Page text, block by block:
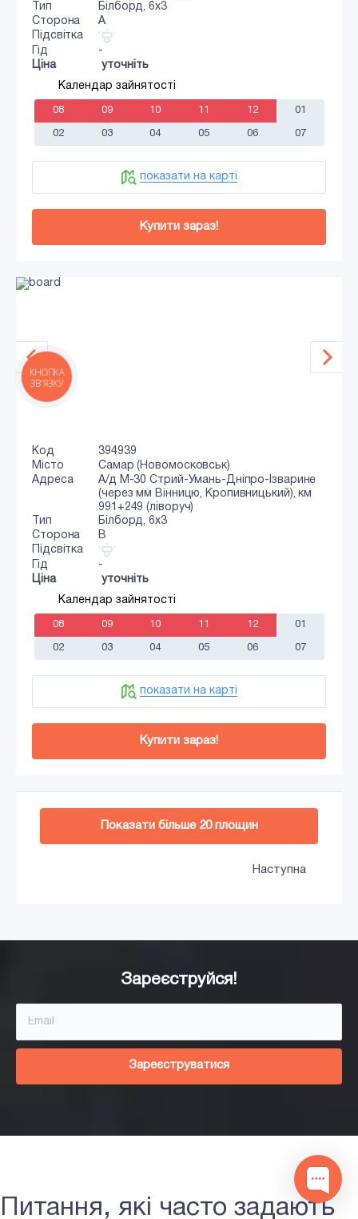
Тип
Білборд, 6х3
Сторона
A
Підсвітка
Гід
-
Ціна
уточніть
Календар зайнятості
08 09 10 11 12 01
02 03 04 05 06 07
показати на карті
Купити зараз!
Код
394939
Місто
Самар (Новомосковськ)
Адреса
А/д M-30 Стрий-Умань-Дніпро-Ізварине
(через мм Вінницю, Кропивницький), км
991+249 (ліворуч)
Тип
Білборд, 6х3
Сторона
B
Підсвітка
Гід
-
Ціна
уточніть
Календар зайнятості
08 09 10 11 12 01
02 03 04 05 06 07
показати на карті
Купити зараз!
Додати в кошик
Показати більше 20 площин
Наступна
Зареєструйся!
Зареєструватися
Питання, які часто задають
КНОПКА
ЗВ'ЯЗКУ